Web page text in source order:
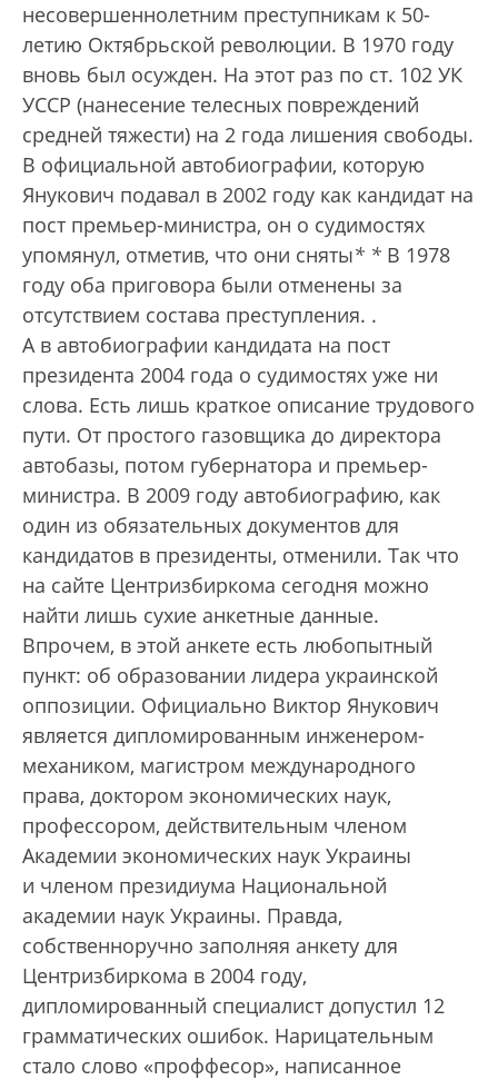
несовершеннолетним преступникам к 50-
летию Октябрьской революции. В 1970 году
вновь был осужден. На этот раз по ст. 102 УК
УССР (нанесение телесных повреждений
средней тяжести) на 2 года лишения свободы.
В официальной автобиографии, которую
Янукович подавал в 2002 году как кандидат на
пост премьер-министра, он о судимостях
упомянул, отметив, что они сняты* * В 1978
году оба приговора были отменены за
отсутствием состава преступления. .
А в автобиографии кандидата на пост
президента 2004 года о судимостях уже ни
слова. Есть лишь краткое описание трудового
пути. От простого газовщика до директора
автобазы, потом губернатора и премьер-
министра. В 2009 году автобиографию, как
один из обязательных документов для
кандидатов в президенты, отменили. Так что
на сайте Центризбиркома сегодня можно
найти лишь сухие анкетные данные.
Впрочем, в этой анкете есть любопытный
пункт: об образовании лидера украинской
оппозиции. Официально Виктор Янукович
является дипломированным инженером-
механиком, магистром международного
права, доктором экономических наук,
профессором, действительным членом
Академии экономических наук Украины
и членом президиума Национальной
академии наук Украины. Правда,
собственноручно заполняя анкету для
Центризбиркома в 2004 году,
дипломированный специалист допустил 12
грамматических ошибок. Нарицательным
стало слово «проффесор», написанное